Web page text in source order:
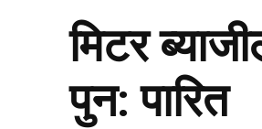
मिटर
पुन: पारित